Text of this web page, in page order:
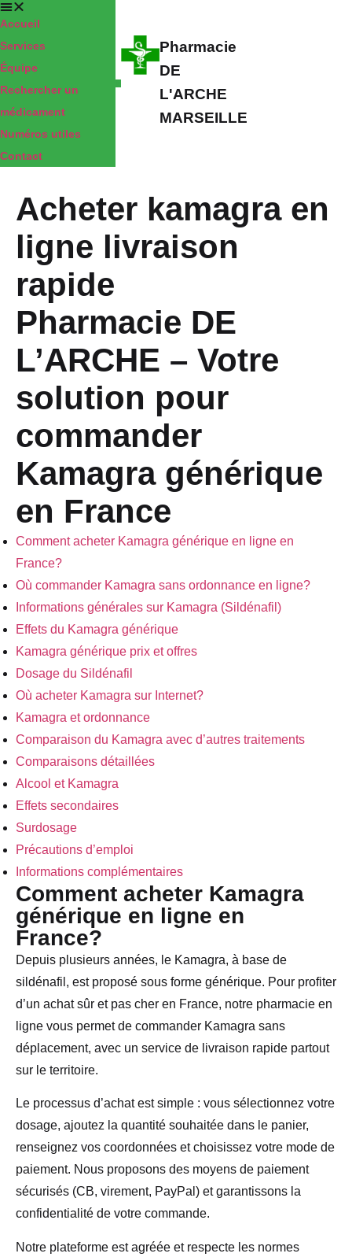
Pharmacie
DE
L'ARCHE
MARSEILLE
Accueil
Services
Équipe
Rechercher un
médicament
Numéros utiles
Contact
Acheter kamagra en
ligne livraison
rapide
Pharmacie DE
L’ARCHE – Votre
solution pour
commander
Kamagra générique
en France
Comment acheter Kamagra générique en ligne en
France?
Où commander Kamagra sans ordonnance en ligne?
Informations générales sur Kamagra (Sildénafil)
Effets du Kamagra générique
Kamagra générique prix et offres
Dosage du Sildénafil
Où acheter Kamagra sur Internet?
Kamagra et ordonnance
Comparaison du Kamagra avec d’autres traitements
Comparaisons détaillées
Alcool et Kamagra
Effets secondaires
Surdosage
Précautions d’emploi
Informations complémentaires
Comment acheter Kamagra
générique en ligne en
France?
Depuis plusieurs années, le Kamagra, à base de
sildénafil, est proposé sous forme générique. Pour profiter
d’un achat sûr et pas cher en France, notre pharmacie en
ligne vous permet de commander Kamagra sans
déplacement, avec un service de livraison rapide partout
sur le territoire.
Le processus d’achat est simple : vous sélectionnez votre
dosage, ajoutez la quantité souhaitée dans le panier,
renseignez vos coordonnées et choisissez votre mode de
paiement. Nous proposons des moyens de paiement
sécurisés (CB, virement, PayPal) et garantissons la
confidentialité de votre commande.
Notre plateforme est agréée et respecte les normes